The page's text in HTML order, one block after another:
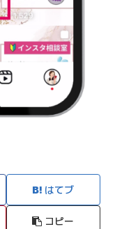
はてブ
コピー